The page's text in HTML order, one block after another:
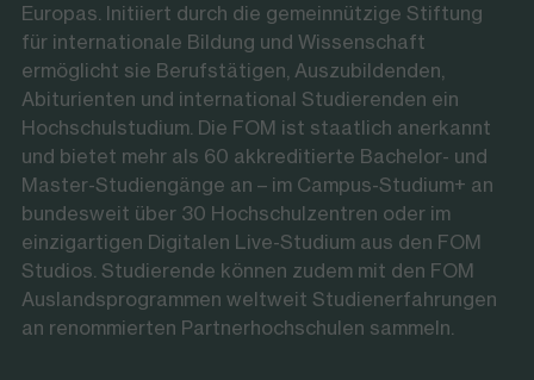
Europas. Initiiert durch die gemeinnützige Stiftung
für internationale Bildung und Wissenschaft
ermöglicht sie Berufstätigen, Auszubildenden,
Abiturienten und international Studierenden ein
Hochschulstudium. Die FOM ist staatlich anerkannt
und bietet mehr als 60 akkreditierte Bachelor- und
Master-Studiengänge an – im Campus-Studium+ an
bundesweit über 30 Hochschulzentren oder im
einzigartigen Digitalen Live-Studium aus den FOM
Studios. Studierende können zudem mit den FOM
Auslandsprogrammen weltweit Studienerfahrungen
an renommierten Partnerhochschulen sammeln.